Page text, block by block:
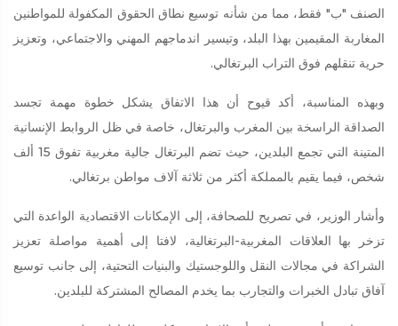
الصنف "ب" فقط، مما من شأنه توسيع نطاق الحقوق المكفولة للمواطنين
المغاربة المقيمين بهذا البلد، وتيسير اندماجهم المهني والاجتماعي، وتعزيز
حرية تنقلهم فوق التراب البرتغالي.
وبهذه المناسبة، أكد قيوح أن هذا الاتفاق يشكل خطوة مهمة تجسد
الصداقة الراسخة بين المغرب والبرتغال، خاصة في ظل الروابط الإنسانية
المتينة التي تجمع البلدين، حيث تضم البرتغال جالية مغربية تفوق 15 ألف
شخص، فيما يقيم بالمملكة أكثر من ثلاثة آلاف مواطن برتغالي.
وأشار الوزير، في تصريح للصحافة، إلى الإمكانات الاقتصادية الواعدة التي
تزخر بها العلاقات المغربية-البرتغالية، لافتا إلى أهمية مواصلة تعزيز
الشراكة في مجالات النقل واللوجستيك والبنيات التحتية، إلى جانب توسيع
آفاق تبادل الخبرات والتجارب بما يخدم المصالح المشتركة للبلدين.